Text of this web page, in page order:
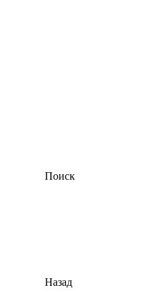
Поиск
Назад